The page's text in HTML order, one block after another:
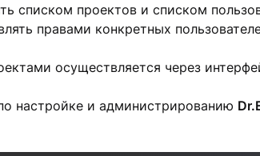
списком проектов и списком
правами конкретных
осуществляется через
настройке и администрированию